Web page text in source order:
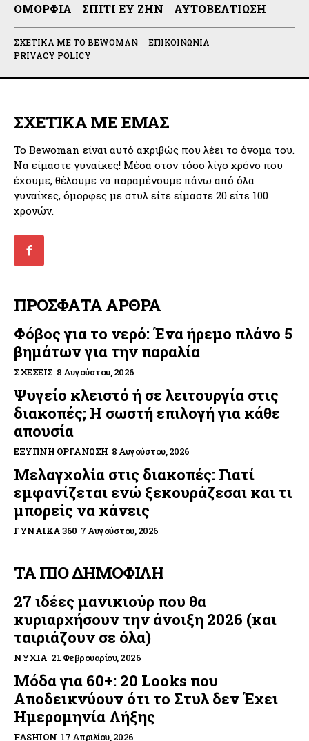
ΟΜΟΡΦΙΆ
ΣΠΊΤΙ ΕΥ ΖΗΝ ΑΥΤΟΒΕΛΤΊΩΣΗ
ΣΧΕΤΙΚΆ ΜΕ ΤΟ BEWOMAN
ΕΠΙΚΟΙΝΩΝΊΑ
PRIVACY POLICY
ΣΧΕΤΙΚΑ ΜΕ ΕΜΑΣ
Το Bewoman είναι αυτό ακριβώς που λέει το όνομα του.
Να είμαστε γυναίκες! Μέσα στον τόσο λίγο χρόνο που
έχουμε, θέλουμε να παραμένουμε πάνω από όλα
γυναίκες, όμορφες με στυλ είτε είμαστε 20 είτε 100
χρονών.
ΠΡΟΣΦΑΤΑ ΑΡΘΡΑ
Φόβος για το νερό: Ένα ήρεμο πλάνο 5
βημάτων για την παραλία
ΣΧΈΣΕΙΣ 8 Αυγούστου, 2026
Ψυγείο κλειστό ή σε λειτουργία στις
διακοπές; Η σωστή επιλογή για κάθε
απουσία
ΈΞΥΠΝΗ ΟΡΓΆΝΩΣΗ 8 Αυγούστου, 2026
Μελαγχολία στις διακοπές: Γιατί
εμφανίζεται ενώ ξεκουράζεσαι και τι
μπορείς να κάνεις
ΓΥΝΑΊΚΑ 360 7 Αυγούστου, 2026
ΤΑ ΠΙΟ ΔΗΜΟΦΙΛΗ
27 ιδέες μανικιούρ που θα
κυριαρχήσουν την άνοιξη 2026 (και
ταιριάζουν σε όλα)
ΝΎΧΙΑ 21 Φεβρουαρίου, 2026
Μόδα για 60+: 20 Looks που
Αποδεικνύουν ότι το Στυλ δεν Έχει
Ημερομηνία Λήξης
FASHION 17 Απριλίου, 2026